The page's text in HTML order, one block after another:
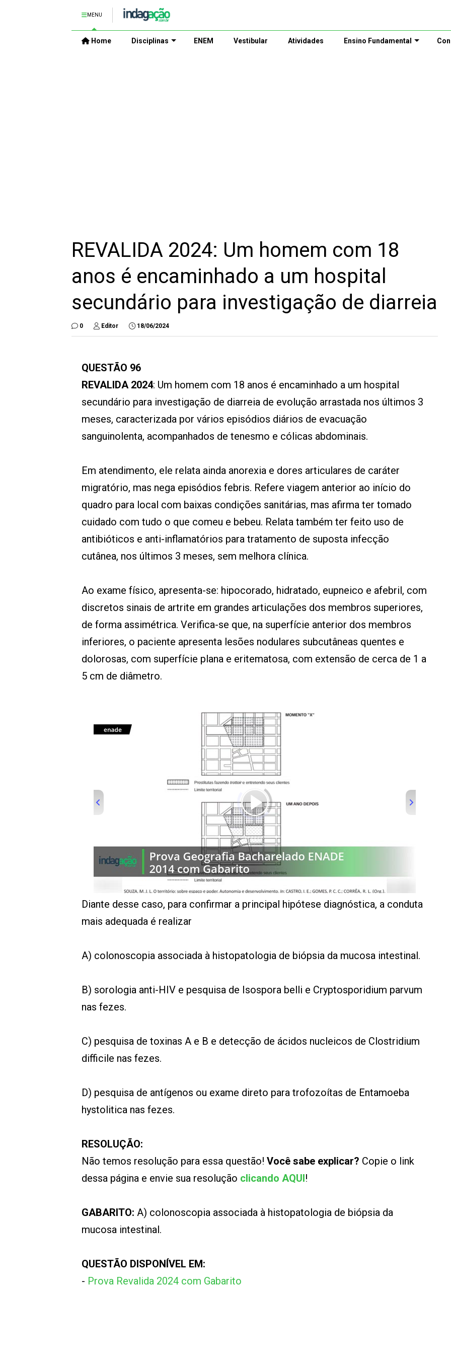
MENU
Home Disciplinas ENEM Vestibular Atividades Ensino Fundamental
REVALIDA 2024: Um homem com 18
anos é encaminhado a um hospital
secundário para investigação de diarreia
0 Editor 18/06/2024
QUESTÃO 96
REVALIDA 2024: Um homem com 18 anos é encaminhado a um hospital
secundário para investigação de diarreia de evolução arrastada nos últimos 3
meses, caracterizada por vários episódios diários de evacuação
sanguinolenta, acompanhados de tenesmo e cólicas abdominais.
Em atendimento, ele relata ainda anorexia e dores articulares de caráter
migratório, mas nega episódios febris. Refere viagem anterior ao início do
quadro para local com baixas condições sanitárias, mas afirma ter tomado
cuidado com tudo o que comeu e bebeu. Relata também ter feito uso de
antibióticos e anti-inflamatórios para tratamento de suposta infecção
cutânea, nos últimos 3 meses, sem melhora clínica.
Ao exame físico, apresenta-se: hipocorado, hidratado, eupneico e afebril, com
discretos sinais de artrite em grandes articulações dos membros superiores,
de forma assimétrica. Verifica-se que, na superfície anterior dos membros
inferiores, o paciente apresenta lesões nodulares subcutâneas quentes e
dolorosas, com superfície plana e eritematosa, com extensão de cerca de 1 a
5 cm de diâmetro.
Diante desse caso, para confirmar a principal hipótese diagnóstica, a conduta
mais adequada é realizar
A) colonoscopia associada à histopatologia de biópsia da mucosa intestinal.
B) sorologia anti-HIV e pesquisa de Isospora belli e Cryptosporidium parvum
nas fezes.
C) pesquisa de toxinas A e B e detecção de ácidos nucleicos de Clostridium
difficile nas fezes.
D) pesquisa de antígenos ou exame direto para trofozoítas de Entamoeba
hystolitica nas fezes.
RESOLUÇÃO:
Não temos resolução para essa questão! Você sabe explicar? Copie o link
dessa página e envie sua resolução clicando AQUI!
GABARITO: A) colonoscopia associada à histopatologia de biópsia da
mucosa intestinal.
QUESTÃO DISPONÍVEL EM:
- Prova Revalida 2024 com Gabarito